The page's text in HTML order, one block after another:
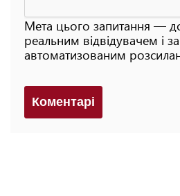
Мета цього запитання —
реальним відвідувачем і
автоматизованим
Коментарi